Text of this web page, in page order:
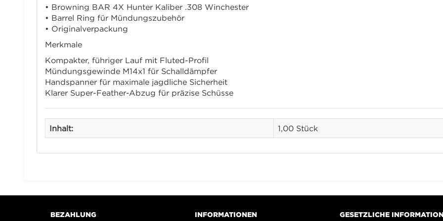
• Browning BAR 4X Hunter Kaliber .308 Winchester
• Barrel Ring für Mündungszubehör
• Originalverpackung
Merkmale
Kompakter, führiger Lauf mit Fluted-Profil
Mündungsgewinde M14x1 für Schalldämpfer
Handspanner für maximale jagdliche Sicherheit
Klarer Super-Feather-Abzug für präzise Schüsse
Inhalt: 1,00 Stück
BEZAHLUNG INFORMATIONEN GESETZLICHE